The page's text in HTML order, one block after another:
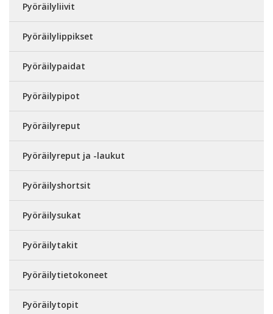
Pyöräilyliivit
Pyöräilylippikset
Pyöräilypaidat
Pyöräilypipot
Pyöräilyreput
Pyöräilyreput ja -laukut
Pyöräilyshortsit
Pyöräilysukat
Pyöräilytakit
Pyöräilytietokoneet
Pyöräilytopit